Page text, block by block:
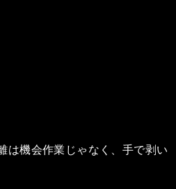
は機会作業じゃなく、手で剥い